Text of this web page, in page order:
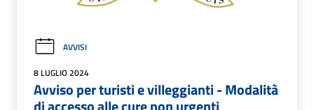
AVVISI
8 LUGLIO 2024
Avviso per turisti e villeggianti - Modalità